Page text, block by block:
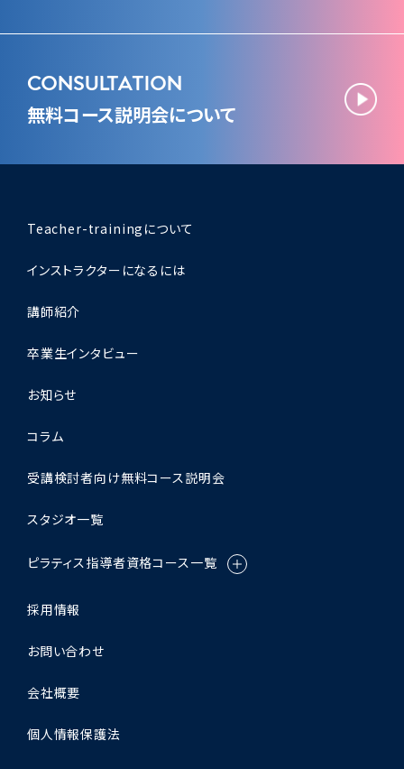
CONSULTATION
無料コース説明会について
Teacher-trainingについて
インストラクターになるには
講師紹介
卒業生インタビュー
お知らせ
コラム
受講検討者向け無料コース説明会
スタジオ一覧
ピラティス指導者資格コース一覧
採用情報
お問い合わせ
会社概要
個人情報保護法